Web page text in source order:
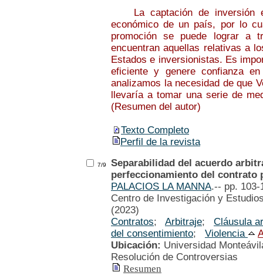
La captación de inversión
económico de un país, por lo
promoción se puede lograr a
encuentran aquellas relativas a
Estados e inversionistas. Es
eficiente y genere confianza
analizamos la necesidad de que
llevaría a tomar una serie de
(Resumen del autor)
Texto Completo
Perfil de la revista
7/9
Separabilidad del acuerdo
perfeccionamiento del contrato
PALACIOS LA MANNA.-- pp.
Centro de Investigación y
(2023)
Contratos; Arbitraje; Cláusula
del consentimiento; Violencia
Ubicación: Universidad
Resolución de Controversias
Resumen